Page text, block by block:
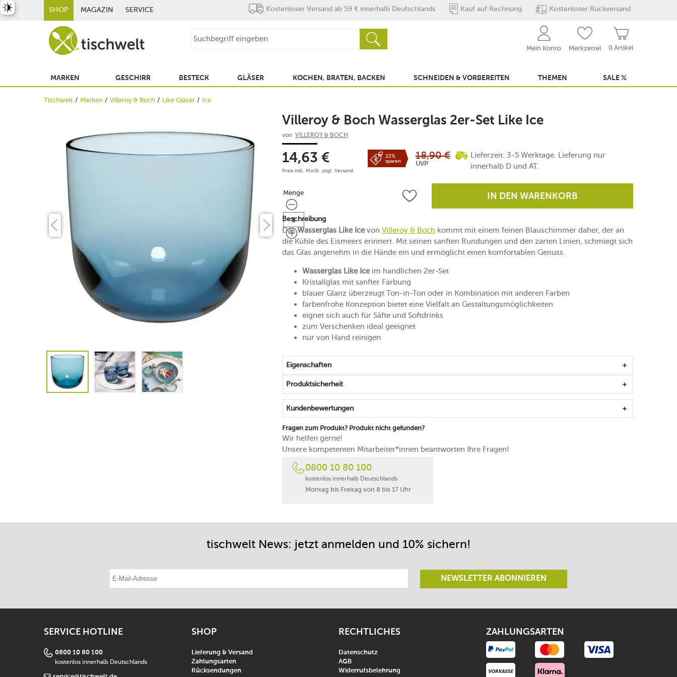
SHOP MAGAZIN SERVICE Kostenloser Versand ab 59 € innerhalb Deutschlands Kauf auf Rechnung Kostenloser Rückversand
0 Artikel
Mein Konto Merkzettel
MARKEN GESCHIRR BESTECK GLÄSER KOCHEN, BRATEN, BACKEN SCHNEIDEN & VORBEREITEN THEMEN SALE %
Tischwelt Marken Villeroy & Boch Like Gläser Ice
Villeroy & Boch Wasserglas 2er-Set Like Ice
von VILLEROY & BOCH
14,63 €
Preis inkl. MwSt. zzgl. Versand
22%
sparen
18,90 €
UVP
Lieferzeit: 3-5 Werktage. Lieferung nur
innerhalb D und AT.
Menge
Menge IN DEN WARENKORB
Beschreibung
DasWasserglas Like Icevon Villeroy & Boch kommt mit einem feinen Blauschimmer daher, der an
die Kühle des Eismeers erinnert. Mit seinen sanften Rundungen und den zarten Linien, schmiegt sich
das Glas angenehm in die Hände ein und ermöglicht einen komfortablen Genuss.
Wasserglas Like Iceim handlichen 2er-Set
Kristallglas mit sanfter Färbung
blauer Glanz überzeugt Ton-in-Ton oder in Kombination mit anderen Farben
farbenfrohe Konzeption bietet eine Vielfalt an Gestaltungsmöglichkeiten
eignet sich auch für Säfte und Softdrinks
zum Verschenken ideal geeignet
nur von Hand reinigen
Eigenschaften
Produktsicherheit
Kundenbewertungen
Fragen zum Produkt? Produkt nicht gefunden?
Wir helfen gerne!
Unsere kompetenten Mitarbeiter*innen beantworten Ihre Fragen!
0800 10 80 100
kostenlos innerhalb Deutschlands
Montag bis Freitag von 8 bis 17 Uhr
tischwelt News: jetzt anmelden und 10% sichern!
E-Mail-Adresse eintragen
NEWSLETTER ABONNIEREN
SERVICE HOTLINE
0800 10 80 100
kostenlos innerhalb Deutschlands
SHOP
Lieferung & Versand
Zahlungsarten
Rücksendungen
RECHTLICHES
Datenschutz
AGB
Widerrufsbelehrung
ZAHLUNGSARTEN
umschalten